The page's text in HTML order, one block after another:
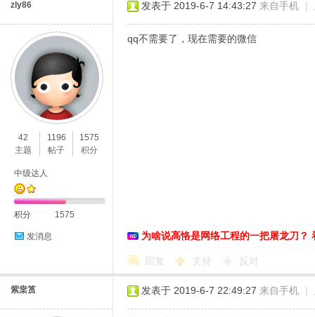
zly86
42
主题
1196
帖子
1575
积分
中级达人
积分 1575
发消息
发表于 2019-6-7 14:43:27 来自手机 |
qq不需要了，现在需要的微信
为啥说高恪是网络工程的一把屠龙刀？
回复 支持 反对
紫枽筼 发表于 2019-6-7 22:49:27 来自手机 |